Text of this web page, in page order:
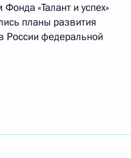
«Талант и успех»
планы развития
России федеральной